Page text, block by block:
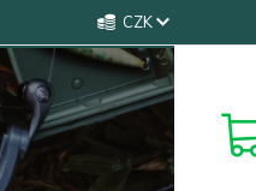
CZK